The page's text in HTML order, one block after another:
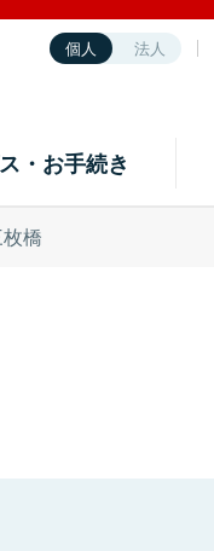
個人 法人
・お手続き
橋